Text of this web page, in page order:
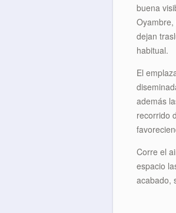
buena
dejan
habitual.
El
además
recorrido
Corre el
espacio
acabado,